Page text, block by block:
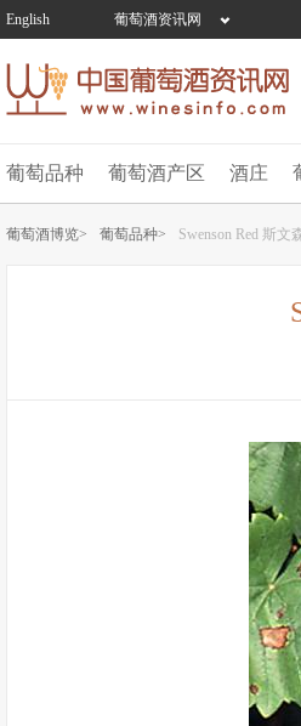
English 葡萄酒资讯网
葡萄品种 葡萄酒产区 酒庄
葡萄酒博览> 葡萄品种> Swenson Red 斯文